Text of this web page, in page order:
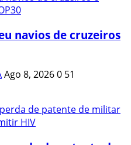
navios de cruzeiros
Ago 8, 20260 51